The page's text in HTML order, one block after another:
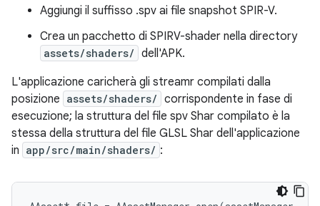
Aggiungi il suffisso .spv ai file snapshot SPIR-V.
Crea un pacchetto di SPIRV-shader nella directory
assets/shaders/ dell'APK.
L'applicazione caricherà gli streamr compilati dalla
posizione assets/shaders/ corrispondente in fase di
esecuzione; la struttura del file spv Shar compilato è la
stessa della struttura del file GLSL Shar dell'applicazione
in app/src/main/shaders/ :